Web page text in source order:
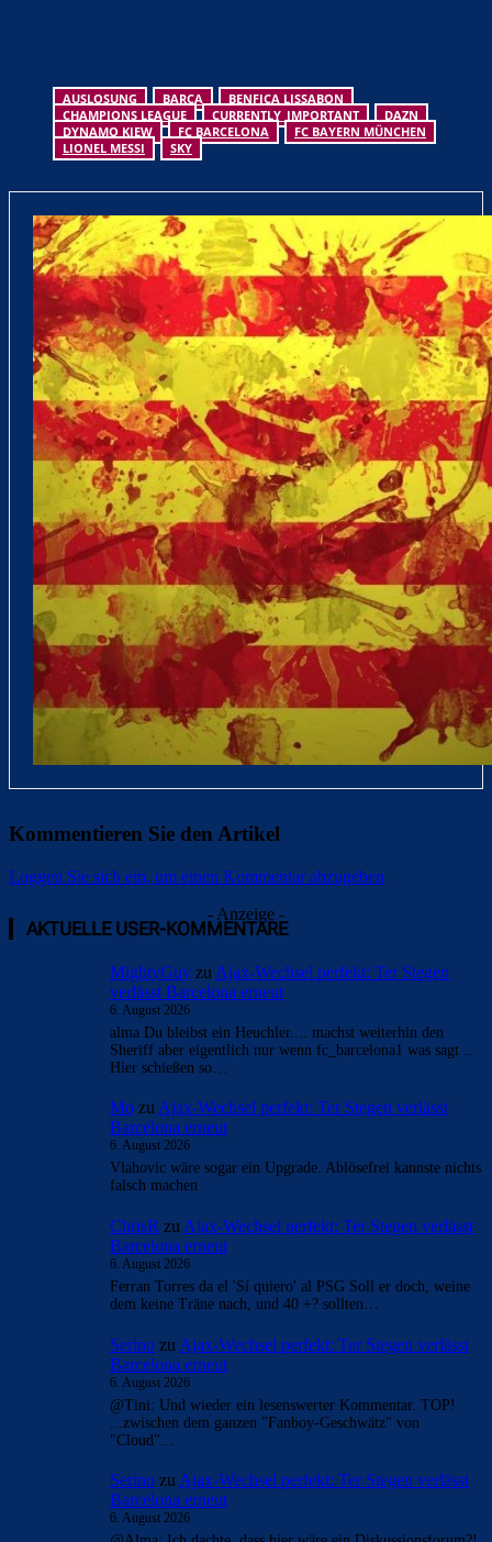
AUSLOSUNG BARCA
BENFICA LISSABON
CHAMPIONS LEAGUE
CURRENTLY_IMPORTANT
DAZN
DYNAMO KIEW
FC BARCELONA
FC BAYERN MÜNCHEN
LIONEL MESSI
SKY
Kommentieren Sie den Artikel
Loggen Sie sich ein, um einen Kommentar abzugeben
- Anzeige -
AKTUELLE USER-KOMMENTARE
MightyGuy zu Ajax-Wechsel perfekt: Ter Stegen
verlässt Barcelona erneut
6. August 2026
alma Du bleibst ein Heuchler.... machst weiterhin den
Sheriff aber eigentlich nur wenn fc_barcelona1 was sagt ..
Hier schießen so…
Mo zu Ajax-Wechsel perfekt: Ter Stegen verlässt
Barcelona erneut
6. August 2026
Vlahovic wäre sogar ein Upgrade. Ablösefrei kannste nichts
falsch machen
ChrisR zu Ajax-Wechsel perfekt: Ter Stegen verlässt
Barcelona erneut
6. August 2026
Ferran Torres da el 'Sí quiero' al PSG Soll er doch, weine
dem keine Träne nach, und 40 +? sollten…
Serino zu Ajax-Wechsel perfekt: Ter Stegen verlässt
Barcelona erneut
6. August 2026
@Tini: Und wieder ein lesenswerter Kommentar. TOP!
...zwischen dem ganzen "Fanboy-Geschwätz" von
"Cloud"...
Serino zu Ajax-Wechsel perfekt: Ter Stegen verlässt
Barcelona erneut
6. August 2026